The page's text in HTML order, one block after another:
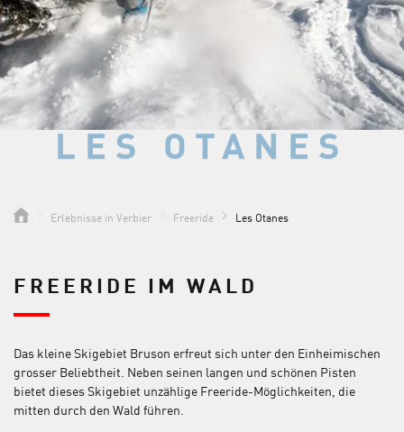
LES OTANES
LES OTANES
Erlebnisse in Verbier Freeride Les Otanes
FREERIDE IM WALD
Das kleine Skigebiet Bruson erfreut sich unter den Einheimischen
grosser Beliebtheit. Neben seinen langen und schönen Pisten
bietet dieses Skigebiet unzählige Freeride-Möglichkeiten, die
mitten durch den Wald führen.